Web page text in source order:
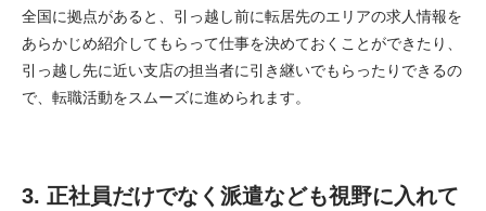
全国に拠点があると、引っ越し前に転居先のエリアの求人情報を
あらかじめ紹介してもらって仕事を決めておくことができたり、
引っ越し先に近い支店の担当者に引き継いでもらったりできるの
で、転職活動をスムーズに進められます。
3. 正社員だけでなく派遣なども視野に入れて